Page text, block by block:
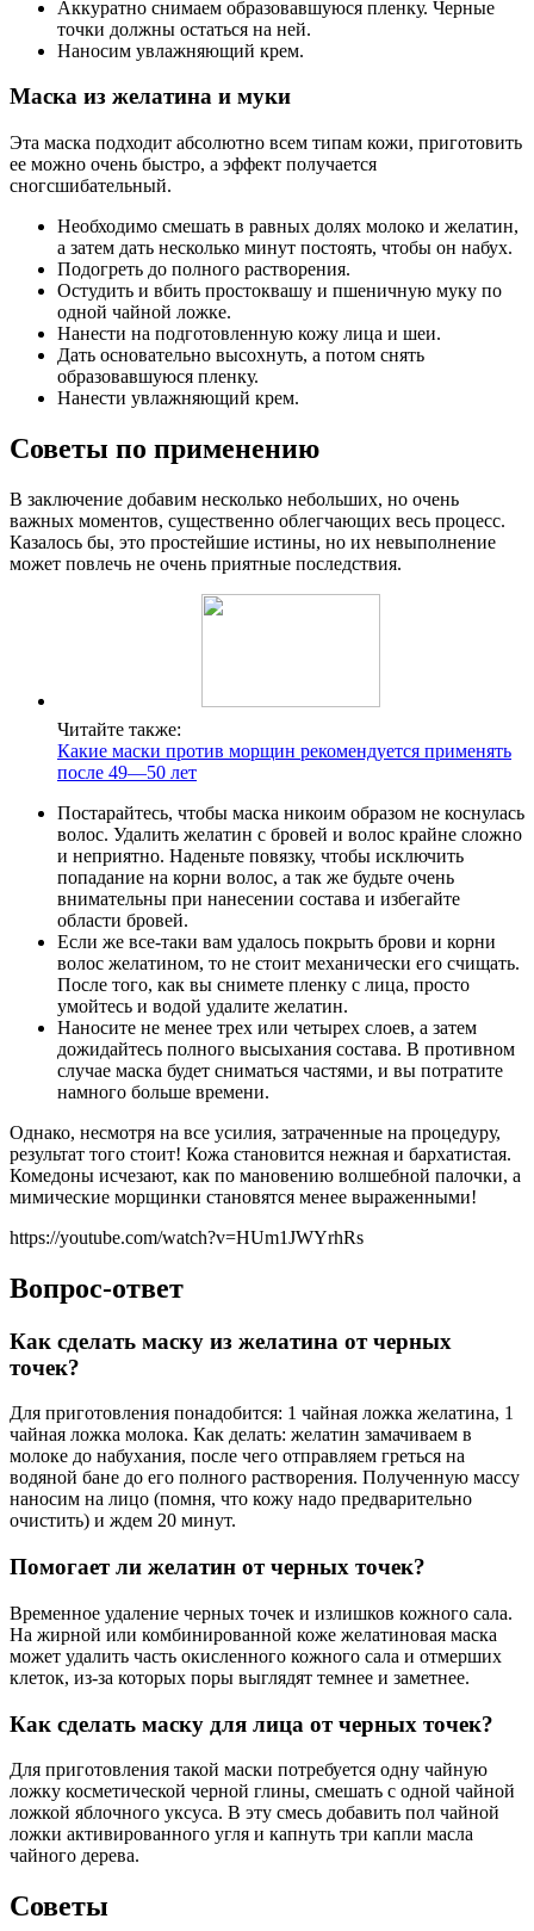
Аккуратно снимаем образовавшуюся пленку. Черные
точки должны остаться на ней.
Наносим увлажняющий крем.
Маска из желатина и муки
Эта маска подходит абсолютно всем типам кожи, приготовить
ее можно очень быстро, а эффект получается
сногсшибательный.
Необходимо смешать в равных долях молоко и желатин,
а затем дать несколько минут постоять, чтобы он набух.
Подогреть до полного растворения.
Остудить и вбить простоквашу и пшеничную муку по
одной чайной ложке.
Нанести на подготовленную кожу лица и шеи.
Дать основательно высохнуть, а потом снять
образовавшуюся пленку.
Нанести увлажняющий крем.
Советы по применению
В заключение добавим несколько небольших, но очень
важных моментов, существенно облегчающих весь процесс.
Казалось бы, это простейшие истины, но их невыполнение
может повлечь не очень приятные последствия.
Читайте также:
Какие маски против морщин рекомендуется применять
после 49—50 лет
Постарайтесь, чтобы маска никоим образом не коснулась
волос. Удалить желатин с бровей и волос крайне сложно
и неприятно. Наденьте повязку, чтобы исключить
попадание на корни волос, а так же будьте очень
внимательны при нанесении состава и избегайте
области бровей.
Если же все-таки вам удалось покрыть брови и корни
волос желатином, то не стоит механически его счищать.
После того, как вы снимете пленку с лица, просто
умойтесь и водой удалите желатин.
Наносите не менее трех или четырех слоев, а затем
дожидайтесь полного высыхания состава. В противном
случае маска будет сниматься частями, и вы потратите
намного больше времени.
Однако, несмотря на все усилия, затраченные на процедуру,
результат того стоит! Кожа становится нежная и бархатистая.
Комедоны исчезают, как по мановению волшебной палочки, а
мимические морщинки становятся менее выраженными!
https://youtube.com/watch?v=HUm1JWYrhRs
Вопрос-ответ
Как сделать маску из желатина от черных
точек?
Для приготовления понадобится: 1 чайная ложка желатина, 1
чайная ложка молока. Как делать: желатин замачиваем в
молоке до набухания, после чего отправляем греться на
водяной бане до его полного растворения. Полученную массу
наносим на лицо (помня, что кожу надо предварительно
очистить) и ждем 20 минут.
Помогает ли желатин от черных точек?
Временное удаление черных точек и излишков кожного сала.
На жирной или комбинированной коже желатиновая маска
может удалить часть окисленного кожного сала и отмерших
клеток, из-за которых поры выглядят темнее и заметнее.
Как сделать маску для лица от черных точек?
Для приготовления такой маски потребуется одну чайную
ложку косметической черной глины, смешать с одной чайной
ложкой яблочного уксуса. В эту смесь добавить пол чайной
ложки активированного угля и капнуть три капли масла
чайного дерева.
Советы